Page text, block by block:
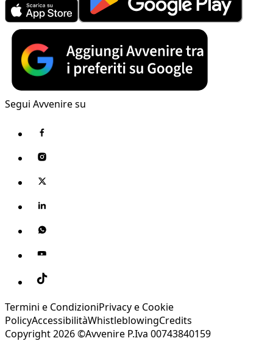
Segui Avvenire su
Termini e CondizioniPrivacy e Cookie
PolicyAccessibilitàWhistleblowingCredits
Copyright 2026 ©Avvenire P.Iva 00743840159